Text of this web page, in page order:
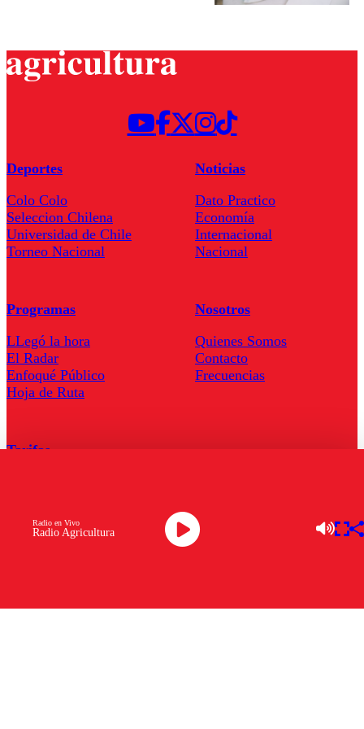
Radio Agricultura
Radio en Vivo
Deportes
Colo Colo
Seleccion Chilena
Universidad de Chile
Torneo Nacional
Noticias
Dato Practico
Economía
Internacional
Nacional
Programas
LLegó la hora
El Radar
Enfoqué Público
Hoja de Ruta
Nosotros
Quienes Somos
Contacto
Frecuencias
Tarifas
Descarga la APP